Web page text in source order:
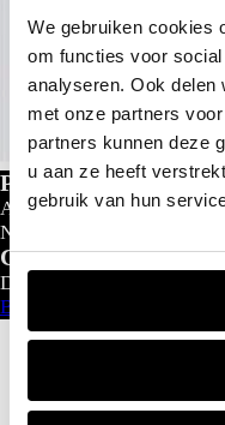
We gebruiken cookies
om functies voor
analyseren. Ook delen
met onze partners
partners kunnen deze
u aan ze heeft
gebruik van hun
Private lease
Al gedacht aan private
Nu al vanaf
Configureer nu
Direct leverbaar
Bekijk aanbod